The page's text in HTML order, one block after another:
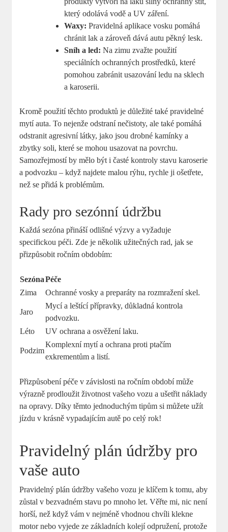
který odolává vodě a UV záření.
Waxy: Pravidelná aplikace vosku pomáhá
chránit lak a zároveň dává autu pěkný lesk.
Sníh a led: Na zimu⁣ zvažte použití
speciálních ochranných prostředků, které
pomohou zabránit usazování ledu na sklech
a karoserii.
Kromě použití⁣ těchto produktů​ je důležité také pravidelné
mytí auta. To nejenže odstraní nečistoty, ⁢ale také pomáhá
odstranit agresivní látky, jako jsou drobné kamínky a
‍zbytky soli, které se mohou usazovat na povrchu.
Samozřejmostí by mělo být ⁤i⁣ časté kontroly stavu karoserie
a podvozku – když najdete malou rýhu,‍ rychle ji ošetřete,
než ​se přidá k ⁤problémům.
Rady pro sezónní údržbu
Každá sezóna přináší odlišné výzvy a vyžaduje
specifickou péči. Zde je několik užitečných rad, jak se
přizpůsobit ročním obdobím:
Sezóna Péče
Zima
Ochranné vosky a preparáty na rozmražení skel.
Jaro
Mycí a ​leštící přípravky, důkladná kontrola
podvozku.
Léto
UV ochrana a osvěžení laku.
Podzim
Komplexní mytí a ochrana proti⁤ ptačím
⁣exkrementům a listí.
Přizpůsobení⁢ péče v závislosti na ročním období může
výrazně prodloužit životnost vašeho vozu a ušetřit náklady⁢
na opravy. Díky těmto jednoduchým tipům si můžete užít
jízdu v krásně vypadajícím autě po celý rok!
Pravidelný plán údržby pro⁣
vaše auto
Pravidelný ‌plán údržby vašeho vozu je ‍klíčem k tomu, aby
zůstal ‌v bezvadném stavu po ⁤mnoho let. Věřte mi, nic není
horší, ⁤než když vám v nejméně vhodnou chvíli klekne
motor nebo vyjede ze základních kolejí odpružení, protože